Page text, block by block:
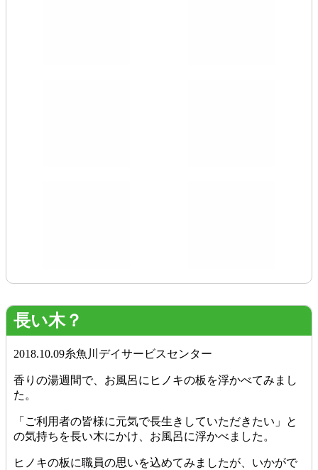
長い木？
2018.10.09糸魚川デイサービスセンター
香りの湯週間で、お風呂にヒノキの板を浮かべてみまし
た。
「ご利用者の皆様に元気で長生きしていただきたい」と
の気持ちを長い木にかけ、お風呂に浮かべました。
ヒノキの板に職員の思いを込めてみましたが、いかがで